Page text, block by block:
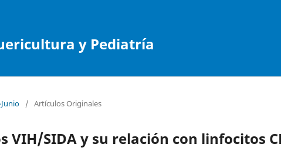
y Pediatría
/ Artículos Originales
VIH/SIDA y su relación con linfocitos